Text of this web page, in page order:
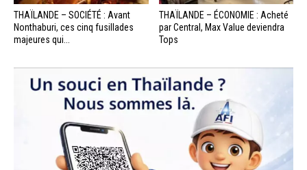
THAÏLANDE – SOCIÉTÉ : Avant
Nonthaburi, ces cinq fusillades
majeures qui...
THAÏLANDE – ÉCONOMIE : Acheté
par Central, Max Value deviendra
Tops